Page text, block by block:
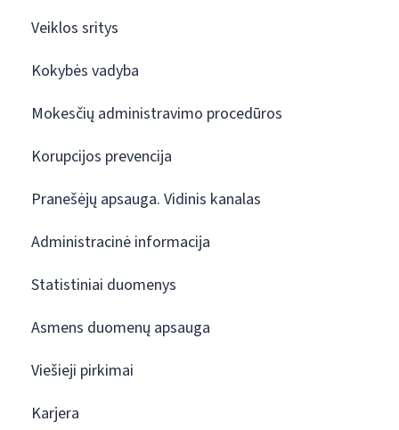
Veiklos sritys
Kokybės vadyba
Mokesčių administravimo procedūros
Korupcijos prevencija
Pranešėjų apsauga. Vidinis kanalas
Administracinė informacija
Statistiniai duomenys
Asmens duomenų apsauga
Viešieji pirkimai
Karjera